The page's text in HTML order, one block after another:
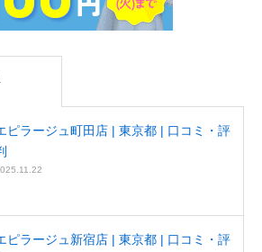
ピラージュ町田店 | 東京都 | 口コミ・評
ピラージュ新宿店 | 東京都 | 口コミ・評